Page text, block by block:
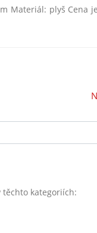
Materiál: plyš Cena
těchto kategoriích: